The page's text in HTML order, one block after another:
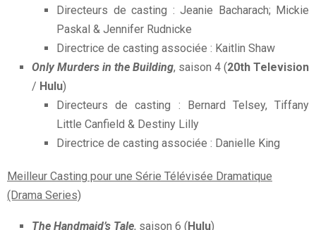
Directeurs de casting : Jeanie Bacharach; Mickie
Paskal & Jennifer Rudnicke
Directrice de casting associée : Kaitlin Shaw
Only Murders in the Building, saison 4 (20th Television
/ Hulu)
Directeurs de casting : Bernard Telsey, Tiffany
Little Canfield & Destiny Lilly
Directrice de casting associée : Danielle King
Meilleur Casting pour une Série Télévisée Dramatique
(Drama Series)
The Handmaid’s Tale, saison 6 (Hulu)